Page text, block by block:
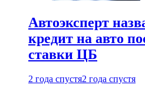
Автоэксперт
кредит на авто
ставки ЦБ
2 года спустя2 года спустя